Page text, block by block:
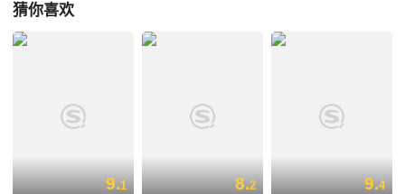
猜你喜欢
9.1 8.2 9.4